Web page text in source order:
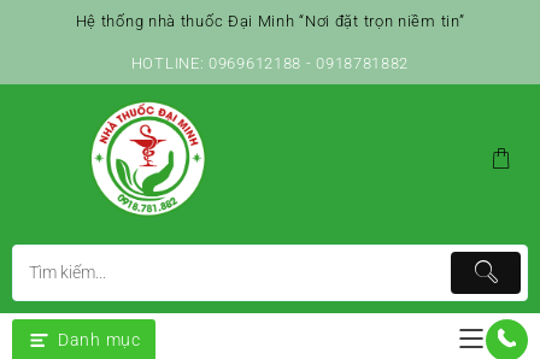
Hệ thống nhà thuốc Đại Minh “Nơi đặt trọn niềm tin”
HOTLINE: 0969612188 - 0918781882
Danh mục